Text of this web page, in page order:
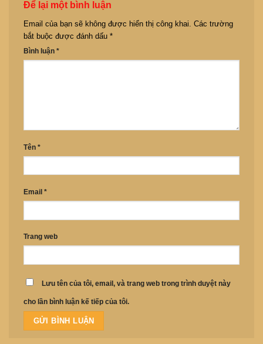
Để lại một bình luận
Email của bạn sẽ không được hiển thị công khai. Các trường
bắt buộc được đánh dấu *
Bình luận *
Tên *
Email *
Trang web
Lưu tên của tôi, email, và trang web trong trình duyệt này
cho lần bình luận kế tiếp của tôi.